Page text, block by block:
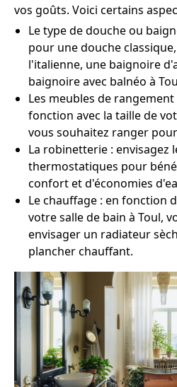
vos goûts. Voici certains
Le type de douche ou
pour une douche
l'italienne, une baignoire
baignoire avec balnéo à
Les meubles de rangement
fonction avec la taille de
vous souhaitez ranger
La robinetterie : envisagez
thermostatiques pour
confort et d'économies
Le chauffage : en fonction
votre salle de bain à Toul,
envisager un radiateur
plancher chauffant.